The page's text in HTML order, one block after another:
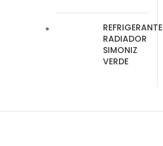
REFRIGERANTE
RADIADOR
SIMONIZ
VERDE